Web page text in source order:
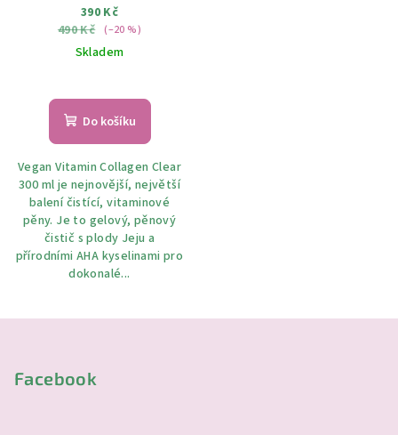
390 Kč
490 Kč (–20 %)
Skladem
Do košíku
Vegan Vitamin Collagen Clear
300 ml je nejnovější, největší
balení čistící, vitaminové
pěny. Je to gelový, pěnový
čistič s plody Jeju a
přírodními AHA kyselinami pro
dokonalé...
Facebook